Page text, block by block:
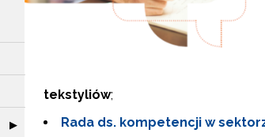
Rozwiń sekcję "Kontakt"
▶
tekstyliów;
Rada ds. kompetencji w